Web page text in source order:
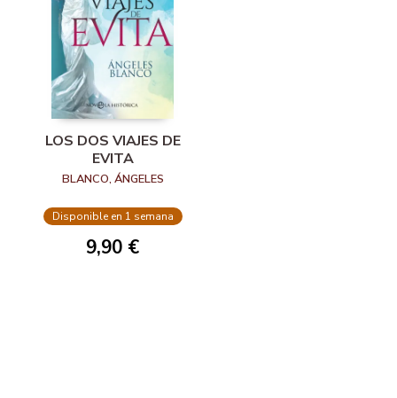
LOS DOS VIAJES DE
EVITA
BLANCO, ÁNGELES
Disponible en 1 semana
9,90 €